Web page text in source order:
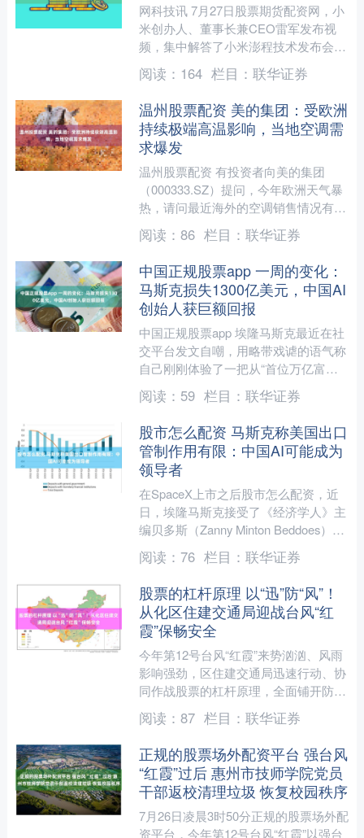
网科技讯 7月27日股票期货配资网，小
米创办人、董事长兼CEO雷军发布视
频，集中解答了小米澎程技术发布会的
三大问题：这次技术发布，和产品发布
会有啥不同？SUV做....
阅读： 164 栏目： 联华证券
温州股票配资 美的集团：受欧洲
持续极端高温影响，当地空调需
求爆发
温州股票配资 有投资者向美的集团
（000333.SZ）提问，今年欧洲天气暴
热，请问最近海外的空调销售情况有增
长吗？ 7月29日，公司回答表示温州股
票配资，受欧洲....
阅读： 86 栏目： 联华证券
中国正规股票app 一周的变化：
马斯克损失1300亿美元，中国AI
创始人获巨额回报
中国正规股票app 埃隆马斯克最近在社
交平台发文自嘲，用略带戏谑的语气称
自己刚刚体验了一把从“首位万亿富翁”
跌落的快感。 就在短短几天前，受旗
下太空探索技术公司....
阅读： 59 栏目： 联华证券
股市怎么配资 马斯克称美国出口
管制作用有限：中国AI可能成为
领导者
在SpaceX上市之后股市怎么配资，近
日，埃隆马斯克接受了《经济学人》主
编贝多斯（Zanny Minton Beddoes）的
视频访谈，在这场长达约90分钟的对....
阅读： 76 栏目： 联华证券
股票的杠杆原理 以“迅”防“风”！
从化区住建交通局迎战台风“红
霞”保畅安全
今年第12号台风“红霞”来势汹汹、风雨
影响强劲，区住建交通局迅速行动、协
同作战股票的杠杆原理，全面铺开防风
防汛隐患排查、设施加固、应急清障等
工作，筑牢防风防汛安....
阅读： 87 栏目： 联华证券
正规的股票场外配资平台 强台风
“红霞”过后 惠州市技师学院党员
干部返校清理垃圾 恢复校园秩序
7月26日凌晨3时50分正规的股票场外配
资平台，今年第12号台风“红霞”以强台